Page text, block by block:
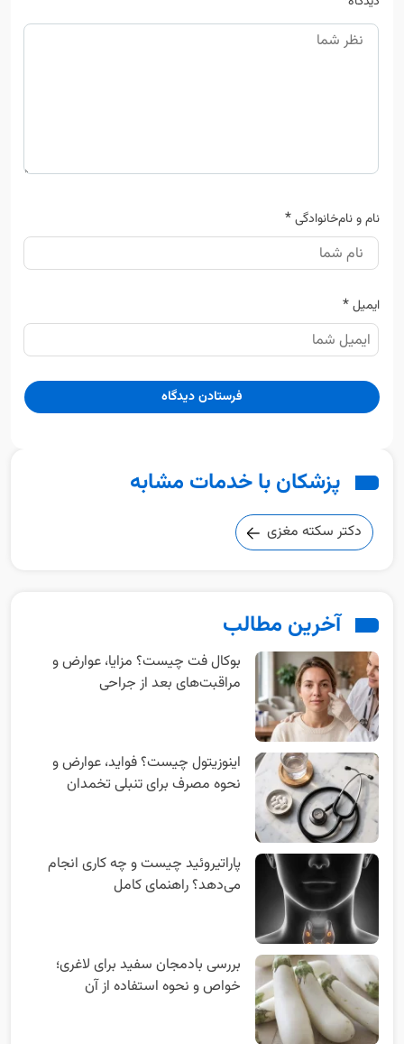
نام و نام‌خانوادگی*
ایمیل*
پزشکان با خدمات مشابه
دکتر سکته مغزی
آخرین مطالب
بوکال فت چیست؟ مزایا، عوارض و
مراقبت‌های بعد از جراحی
اینوزیتول چیست؟ فواید، عوارض و
نحوه مصرف برای تنبلی تخمدان
پاراتیروئید چیست و چه کاری انجام
می‌دهد؟ راهنمای کامل
بررسی بادمجان سفید برای لاغری؛
خواص و نحوه استفاده از آن